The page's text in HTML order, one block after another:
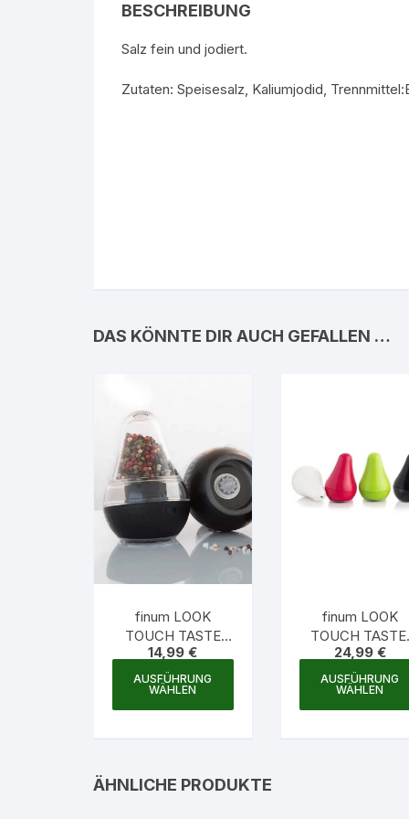
BESCHREIBUNG
Salz fein und jodiert.
Zutaten: Speisesalz, Kaliumjodid,
DAS KÖNNTE DIR AUCH GEFALLEN …
finum LOOK
TOUCH TASTE
mini,
Gewürzmühlen mit
Keramikmahlwerk
14,99€
AUSFÜHRUNG
WÄHLEN
weist
auf.
finum LOOK
TOUCH TASTE,
Gewürzmühlen
Keramikmahlwerk
24,99 €
AUSFÜHRUNG
WÄHLEN
ÄHNLICHE PRODUKTE